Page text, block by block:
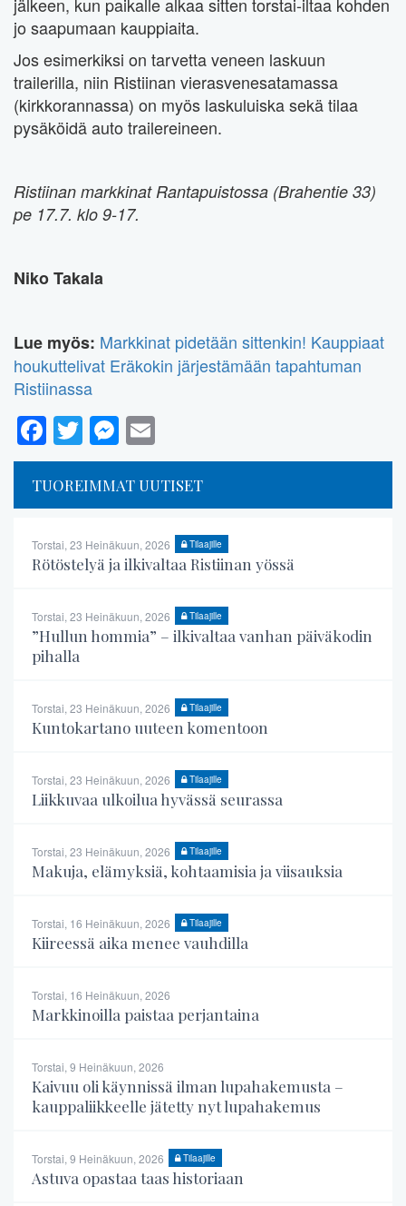
jo saapumaan kauppiaita.
Jos esimerkiksi on tarvetta veneen laskuun
trailerilla, niin Ristiinan vierasvenesatamassa
(kirkkorannassa) on myös laskuluiska sekä tilaa
pysäköidä auto trailereineen.
Ristiinan markkinat Rantapuistossa (Brahentie 33)
pe 17.7. klo 9-17.
Niko Takala
Lue myös: Markkinat pidetään sittenkin! Kauppiaat
houkuttelivat Eräkokin järjestämään tapahtuman
Ristiinassa
Facebook
TwitterMessenger
TUOREIMMAT UUTISET
Torstai, 23 Heinäkuun, 2026 Tilaajille
Rötöstelyä ja ilkivaltaa Ristiinan yössä
Torstai, 23 Heinäkuun, 2026 Tilaajille
”Hullun hommia” – ilkivaltaa vanhan päiväkodin
pihalla
Torstai, 23 Heinäkuun, 2026 Tilaajille
Kuntokartano uuteen komentoon
Torstai, 23 Heinäkuun, 2026 Tilaajille
Liikkuvaa ulkoilua hyvässä seurassa
Torstai, 23 Heinäkuun, 2026 Tilaajille
Makuja, elämyksiä, kohtaamisia ja viisauksia
Torstai, 16 Heinäkuun, 2026 Tilaajille
Kiireessä aika menee vauhdilla
Torstai, 16 Heinäkuun, 2026
Markkinoilla paistaa perjantaina
Torstai, 9 Heinäkuun, 2026
Kaivuu oli käynnissä ilman lupahakemusta –
kauppaliikkeelle jätetty nyt lupahakemus
Torstai, 9 Heinäkuun, 2026 Tilaajille
Astuva opastaa taas historiaan